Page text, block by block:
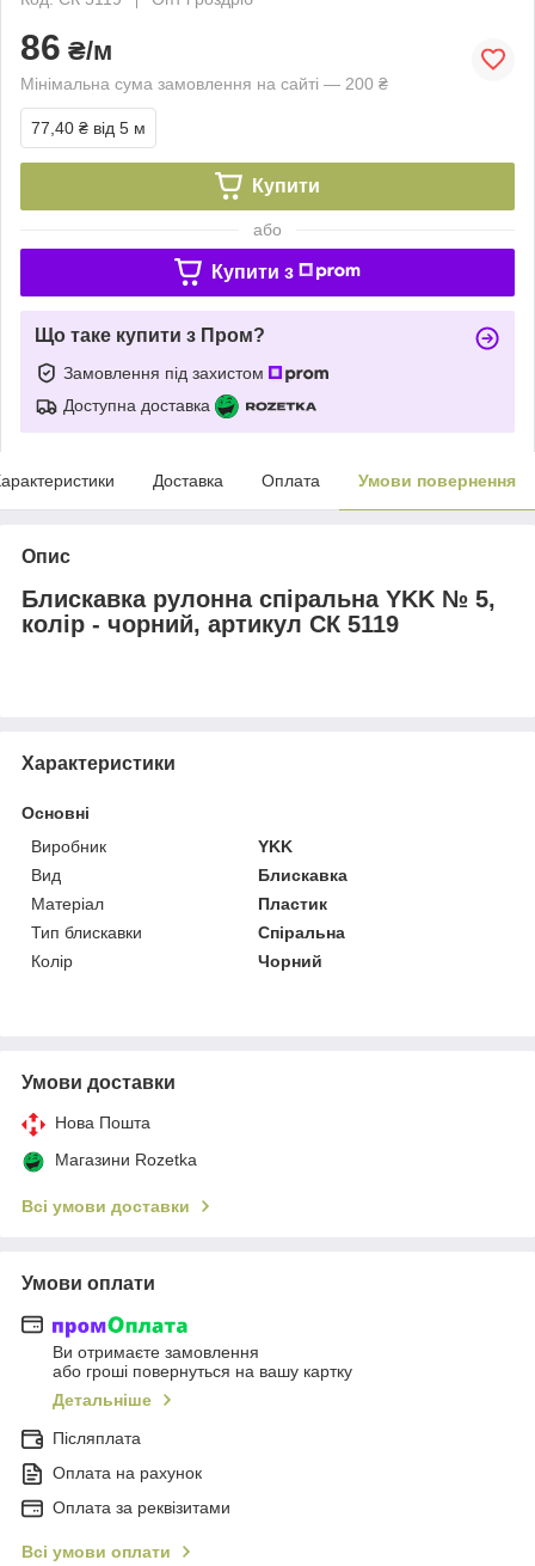
86 ₴/м
Мінімальна сума замовлення на сайті — 200 ₴
77,40 ₴ від 5 м
Купити
або
Купити з
Що таке купити з Пром?
Замовлення під захистом
Доступна доставка
Доставка Оплата Умови повернення
Опис
Блискавка рулонна спіральна YKK № 5,
колір - чорний, артикул СК 5119
Характеристики
Основні
Виробник
YKK
Вид
Блискавка
Матеріал
Пластик
Тип блискавки
Спіральна
Колір
Чорний
Умови доставки
Нова Пошта
Магазини Rozetka
Всі умови доставки
Умови оплати
Ви отримаєте замовлення
або гроші повернуться на вашу картку
Детальніше
Післяплата
Оплата на рахунок
Оплата за реквізитами
Всі умови оплати